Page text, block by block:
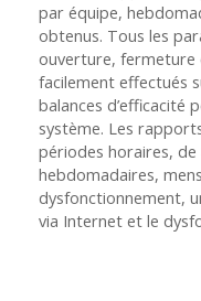
par équipe,
obtenus. Tous les
ouverture,
facilement effectués
balances d’efficacité
système. Les
périodes horaires,
hebdomadaires,
dysfonctionnement,
via Internet et le